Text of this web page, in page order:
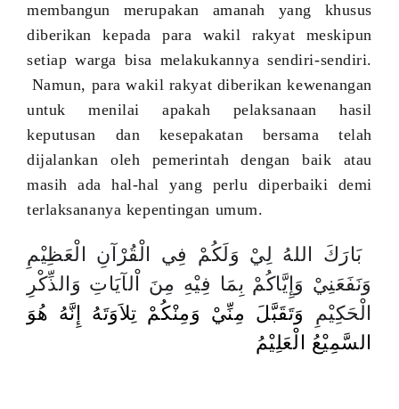
membangun merupakan amanah yang khusus
diberikan kepada para wakil rakyat meskipun
setiap warga bisa melakukannya sendiri-sendiri.
Namun, para wakil rakyat diberikan kewenangan
untuk menilai apakah pelaksanaan hasil
keputusan dan kesepakatan bersama telah
dijalankan oleh pemerintah dengan baik atau
masih ada hal-hal yang perlu diperbaiki demi
terlaksananya kepentingan umum.
بَارَكَ اللهُ لِيْ وَلَكُمْ فِي الْقُرْآنِ الْعَظِيْمِ
وَنَفَعَنِيْ وَإِيَّاكُمْ بِمَا فِيْهِ مِنَ اْلآيَاتِ وَالذِّكْرِ
الْحَكِيْمِ
وَتَقَبَّلَ مِنِّيْ وَمِنْكُمْ تِلاَوَتَهُ إِنَّهُ هُوَ
السَّمِيْعُ الْعَلِيْمُ